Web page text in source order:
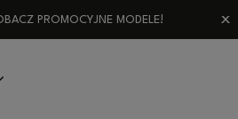
PROMOCYJNE MODELE!